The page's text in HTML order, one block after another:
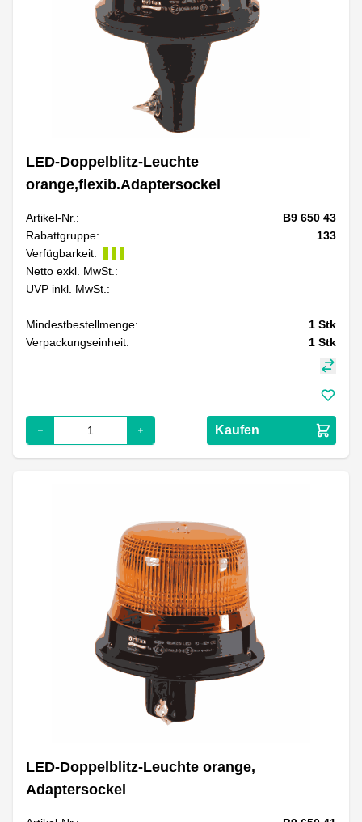
LED-Doppelblitz-Leuchte
orange,flexib.Adaptersockel
Artikel-Nr.:
B9 650 43
Rabattgruppe:
133
Verfügbarkeit:
Netto exkl. MwSt.:
UVP inkl. MwSt.:
Mindestbestellmenge: 1 Stk
Verpackungseinheit:
1 Stk
Kaufen
LED-Doppelblitz-Leuchte orange,
Adaptersockel